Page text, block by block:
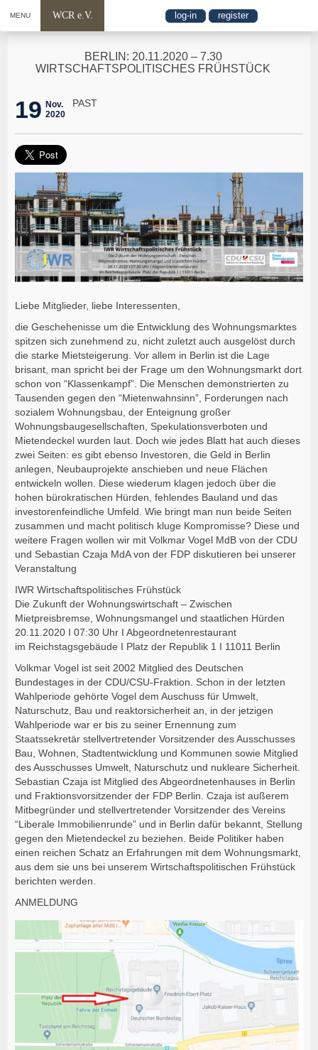
MENU WCR e.V. log-in register
BERLIN: 20.11.2020 – 7.30
WIRTSCHAFTSPOLITISCHES FRÜHSTÜCK
19 Nov.
2020
PAST
Liebe Mitglieder, liebe Interessenten,
die Geschehenisse um die Entwicklung des Wohnungsmarktes
spitzen sich zunehmend zu, nicht zuletzt auch ausgelöst durch
die starke Mietsteigerung. Vor allem in Berlin ist die Lage
brisant, man spricht bei der Frage um den Wohnungsmarkt dort
schon von “Klassenkampf”. Die Menschen demonstrierten zu
Tausenden gegen den “Mietenwahnsinn”, Forderungen nach
sozialem Wohnungsbau, der Enteignung großer
Wohnungsbaugesellschaften, Spekulationsverboten und
Mietendeckel wurden laut. Doch wie jedes Blatt hat auch dieses
zwei Seiten: es gibt ebenso Investoren, die Geld in Berlin
anlegen, Neubauprojekte anschieben und neue Flächen
entwickeln wollen. Diese wiederum klagen jedoch über die
hohen bürokratischen Hürden, fehlendes Bauland und das
investorenfeindliche Umfeld. Wie bringt man nun beide Seiten
zusammen und macht politisch kluge Kompromisse? Diese und
weitere Fragen wollen wir mit Volkmar Vogel MdB von der CDU
und Sebastian Czaja MdA von der FDP diskutieren bei unserer
Veranstaltung
IWR Wirtschaftspolitisches Frühstück
Die Zukunft der Wohnungswirtschaft – Zwischen
Mietpreisbremse, Wohnungsmangel und staatlichen Hürden
20.11.2020 I 07:30 Uhr I Abgeordnetenrestaurant
im Reichstagsgebäude I Platz der Republik 1 I 11011 Berlin
Volkmar Vogel ist seit 2002 Mitglied des Deutschen
Bundestages in der CDU/CSU-Fraktion. Schon in der letzten
Wahlperiode gehörte Vogel dem Auschuss für Umwelt,
Naturschutz, Bau und reaktorsicherheit an, in der jetzigen
Wahlperiode war er bis zu seiner Ernennung zum
Staatssekretär stellvertretender Vorsitzender des Ausschusses
Bau, Wohnen, Stadtentwicklung und Kommunen sowie Mitglied
des Ausschusses Umwelt, Naturschutz und nukleare Sicherheit.
Sebastian Czaja ist Mitglied des Abgeordnetenhauses in Berlin
und Fraktionsvorsitzender der FDP Berlin. Czaja ist außerem
Mitbegründer und stellvertretender Vorsitzender des Vereins
“Liberale Immobilienrunde” und in Berlin dafür bekannt, Stellung
gegen den Mietendeckel zu beziehen. Beide Politiker haben
einen reichen Schatz an Erfahrungen mit dem Wohnungsmarkt,
aus dem sie uns bei unserem Wirtschaftspolitischen Frühstück
berichten werden.
ANMELDUNG